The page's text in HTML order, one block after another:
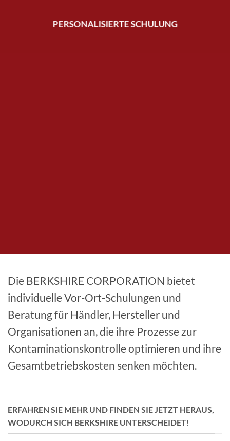
PERSONALISIERTE SCHULUNG
Die BERKSHIRE CORPORATION bietet
individuelle Vor-Ort-Schulungen und
Beratung für Händler, Hersteller und
Organisationen an, die ihre Prozesse zur
Kontaminationskontrolle optimieren und ihre
Gesamtbetriebskosten senken möchten.
ERFAHREN SIE MEHR UND FINDEN SIE JETZT HERAUS,
WODURCH SICH BERKSHIRE UNTERSCHEIDET!